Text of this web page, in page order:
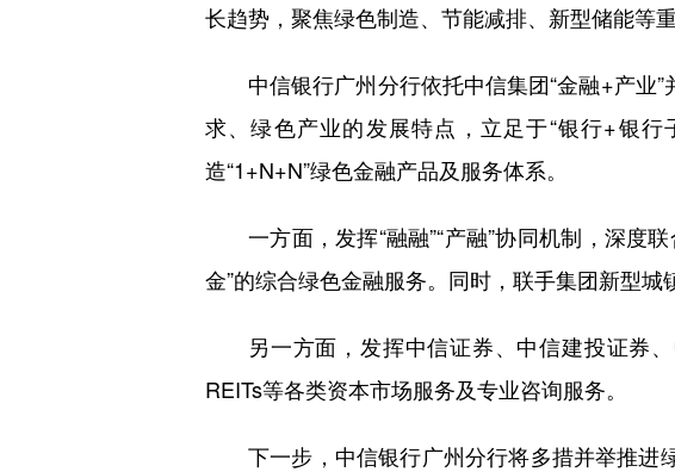
长趋势，聚焦绿色制造、节能减排、新型储能等重
中信银行广州分行依托中信集团“金融+产业
求、绿色产业的发展特点，立足于“银行+银
造“1+N+N”绿色金融产品及服务体系。
一方面，发挥“融融”“产融”协同机制，深度
金”的综合绿色金融服务。同时，联手集团新型城
另一方面，发挥中信证券、中信建投证券
REITs等各类资本市场服务及专业咨询服务。
下一步，中信银行广州分行将多措并举推